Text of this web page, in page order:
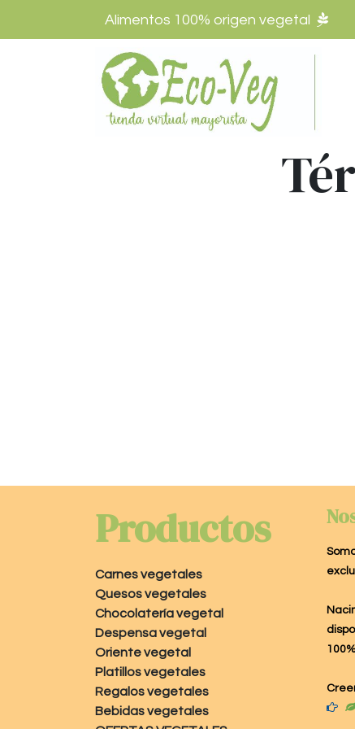
Alimentos 100% origen vegetal
Productos
Carnes vegetales
Quesos vegetales
Chocolatería vegetal
Despensa vegetal
Oriente vegetal
Platillos vegetales
Regalos vegetales
Bebidas vegetales